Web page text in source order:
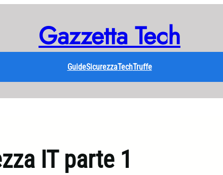
Gazzetta Tech
GuideSicurezzaTechTruffe
IT parte 1